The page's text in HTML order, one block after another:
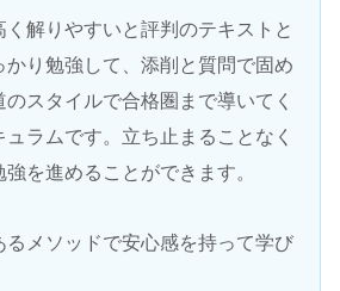
く解りやすいと評判のテキストと
かり勉強して、添削と質問で固め
のスタイルで合格圏まで導いてく
ュラムです。立ち止まることなく
強を進めることができます。
メソッドで安心感を持って学び